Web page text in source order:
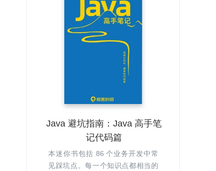
Java 避坑指南：Java 高手笔
记代码篇
本迷你书包括 86 个业务开发中常
见踩坑点。每一个知识点都相当的